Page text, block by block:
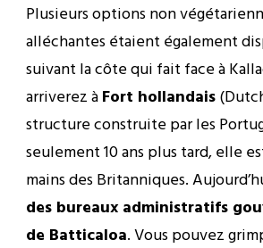
Plusieurs options non
alléchantes étaient également
suivant la côte qui fait face à
arriverez àFort hollandais
structure construite par les
seulement 10 ans plus tard, elle
mains des Britanniques.
des bureaux administratifs
de Batticaloa. Vous pouvez